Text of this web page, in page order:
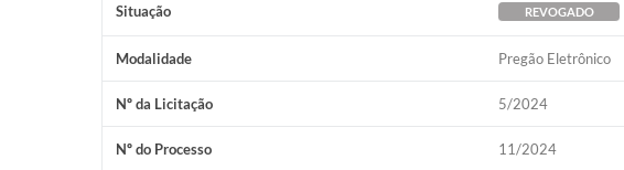
Situação REVOGADO
Modalidade Pregão Eletrônico
Nº da Licitação 5/2024
Nº do Processo 11/2024